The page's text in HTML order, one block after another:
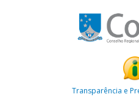
Transparência e